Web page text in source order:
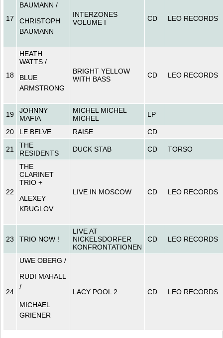
17
BAUMANN /
CHRISTOPH
BAUMANN
INTERZONES
VOLUME I
CD LEO RECORDS
18
HEATH
WATTS /
BLUE
ARMSTRONG
BRIGHT YELLOW
WITH BASS
CD LEO RECORDS
19
JOHNNY
MAFIA
MICHEL MICHEL
MICHEL
LP
20 LE BELVE RAISE CD
21
THE
RESIDENTS
DUCK STAB CD TORSO
22
THE
CLARINET
TRIO +
ALEXEY
KRUGLOV
LIVE IN MOSCOW CD LEO RECORDS
23 TRIO NOW !
LIVE AT
NICKELSDORFER
KONFRONTATIONEN
CD LEO RECORDS
24
UWE OBERG /
RUDI MAHALL
/
MICHAEL
GRIENER
LACY POOL 2 CD LEO RECORDS